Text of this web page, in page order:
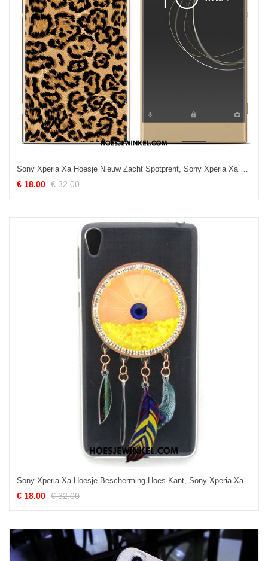
Sony Xperia Xa Hoesje Nieuw Zacht Spotprent, Sony Xperia Xa Hoesje Hoes Geschilderd
€ 18.00 € 32.00
Sony Xperia Xa Hoesje Bescherming Hoes Kant, Sony Xperia Xa Hoesje Wind Zacht
€ 18.00 € 32.00